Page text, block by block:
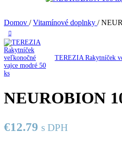
Domov / Vitamínové doplnky /
TEREZIA Rakytníček
NEUROBION
€12.79 s DPH